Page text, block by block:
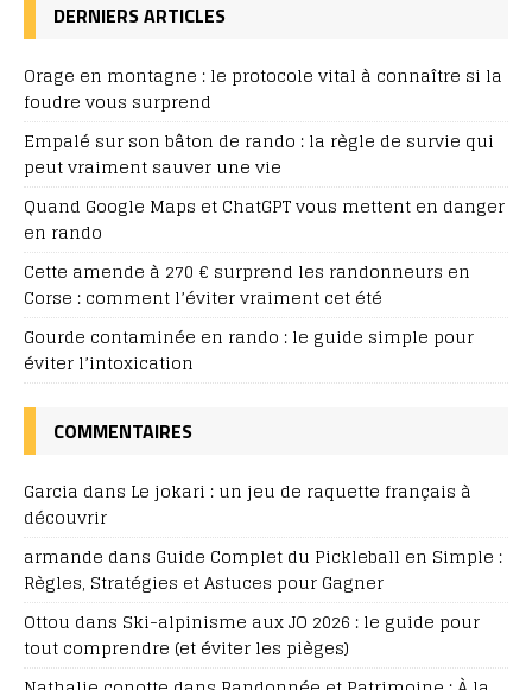
DERNIERS ARTICLES
Orage en montagne : le protocole vital à connaître si la
foudre vous surprend
Empalé sur son bâton de rando : la règle de survie qui
peut vraiment sauver une vie
Quand Google Maps et ChatGPT vous mettent en danger
en rando
Cette amende à 270 € surprend les randonneurs en
Corse : comment l’éviter vraiment cet été
Gourde contaminée en rando : le guide simple pour
éviter l’intoxication
COMMENTAIRES
Garcia dans Le jokari : un jeu de raquette français à
découvrir
armande dans Guide Complet du Pickleball en Simple :
Règles, Stratégies et Astuces pour Gagner
Ottou dans Ski-alpinisme aux JO 2026 : le guide pour
tout comprendre (et éviter les pièges)